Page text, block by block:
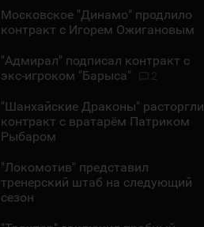
Московское "Динамо" продлило
контракт с Игорем Ожигановым
"Адмирал" подписал контракт с
экс-игроком "Барыса"
"Шанхайские Драконы" расторгли
контракт с вратарём Патриком
Рыбаром
"Локомотив" представил
тренерский штаб на следующий
сезон